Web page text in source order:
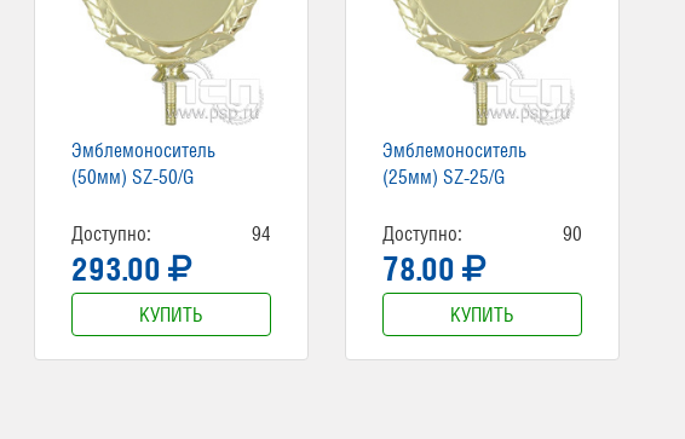
Эмблемоноситель
(50мм) SZ-50/G
Доступно: 94
293.00
КУПИТЬ
Эмблемоноситель
(25мм) SZ-25/G
Доступно: 90
78.00
КУПИТЬ